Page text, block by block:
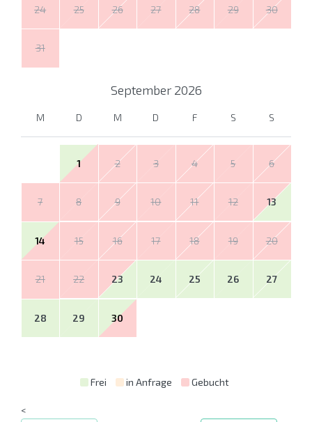
24 25 26 27 28 29 30
31
September 2026
M D M D F S S
1 2 3 4 5 6
7 8 9 10 11 12 13
14 15 16 17 18 19 20
21 22 23 24 25 26 27
28 29 30
Frei in Anfrage Gebucht
<